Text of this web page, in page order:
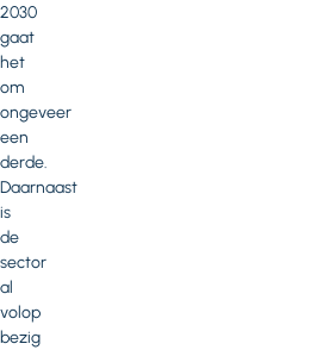
2030
gaat
het
om
ongeveer
een
derde.
Daarnaast
is
de
sector
al
volop
bezig